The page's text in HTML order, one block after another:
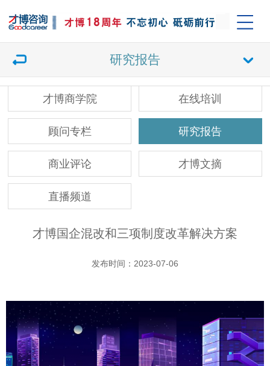
研究报告
才博商学院 在线培训
顾问专栏 研究报告
商业评论 才博文摘
直播频道
才博国企混改和三项制度改革解决方案
发布时间：2023-07-06